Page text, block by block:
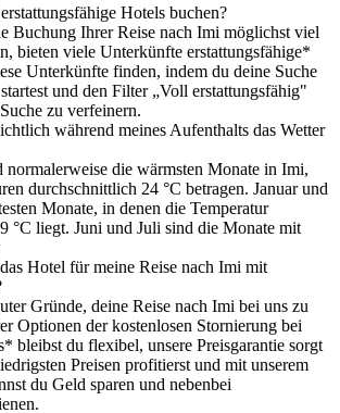
Hotels buchen?
Buchung Ihrer Reise nach Imi möglichst viel
bieten viele Unterkünfte erstattungsfähige*
Unterkünfte finden, indem du deine Suche
und den Filter „Voll erstattungsfähig"
zu verfeinern.
während meines Aufenthalts das Wetter
normalerweise die wärmsten Monate in Imi,
durchschnittlich 24 °C betragen. Januar und
Monate, in denen die Temperatur
°C liegt. Juni und Juli sind die Monate mit
Hotel für meine Reise nach Imi mit
Gründe, deine Reise nach Imi bei uns zu
Optionen der kostenlosen Stornierung bei
bleibst du flexibel, unsere Preisgarantie sorgt
Preisen profitierst und mit unserem
du Geld sparen und nebenbei